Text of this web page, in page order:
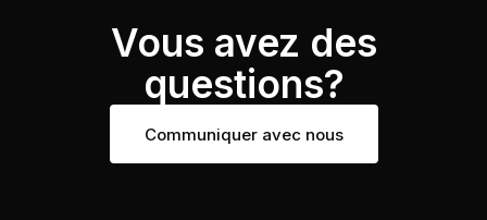
Vous avez des
questions?
Communiquer avec nous